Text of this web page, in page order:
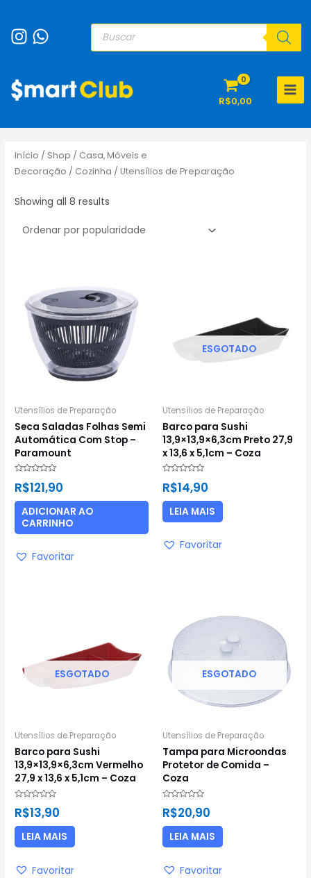
para
Pesquisar
produtos
R$0,00
Início / Shop / Casa, Móveis e
Decoração / Cozinha / Utensílios de Preparação
Showing all 8 results
Utensílios de Preparação
Seca Saladas Folhas Semi
Automática Com Stop –
Paramount
0
5
R$121,90
ADICIONAR AO
CARRINHO
Favoritar
ESGOTADO
Utensílios de Preparação
Barco para Sushi
13,9×13,9×6,3cm Preto 27,9
x 13,6 x 5,1cm – Coza
0
5
R$14,90
LEIA MAIS
Favoritar
ESGOTADO
Utensílios de Preparação
Barco para Sushi
13,9×13,9×6,3cm Vermelho
27,9 x 13,6 x 5,1cm – Coza
Avaliação
0
5
R$13,90
LEIA MAIS
Favoritar
ESGOTADO
Utensílios de Preparação
Tampa para Microondas
Protetor de Comida –
Coza
Avaliação
0
5
R$20,90
LEIA MAIS
Favoritar